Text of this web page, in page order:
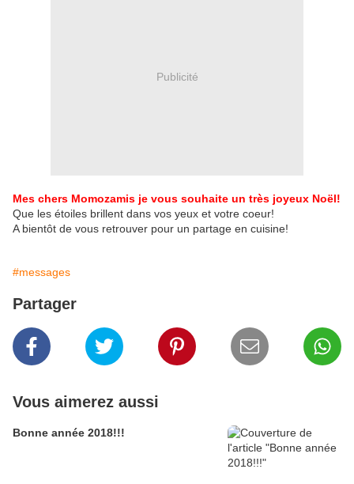
Publicité
Mes chers Momozamis je vous souhaite un très joyeux Noël!
Que les étoiles brillent dans vos yeux et votre coeur!
A bientôt de vous retrouver pour un partage en cuisine!
#messages
Partager
Vous aimerez aussi
Bonne année 2018!!!